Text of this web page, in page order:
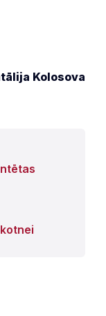
Kolosova